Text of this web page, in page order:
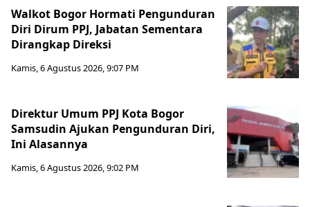
Walkot Bogor Hormati Pengunduran
Diri Dirum PPJ, Jabatan Sementara
Dirangkap Direksi
Kamis, 6 Agustus 2026, 9:07 PM
Direktur Umum PPJ Kota Bogor
Samsudin Ajukan Pengunduran Diri,
Ini Alasannya
Kamis, 6 Agustus 2026, 9:02 PM